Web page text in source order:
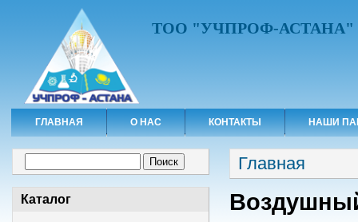
ТОО "УЧПРОФ-АСТАНА"
ГЛАВНАЯ О НАС КОНТАКТЫ НАШИ
Каталог
Вы здесь
Главная